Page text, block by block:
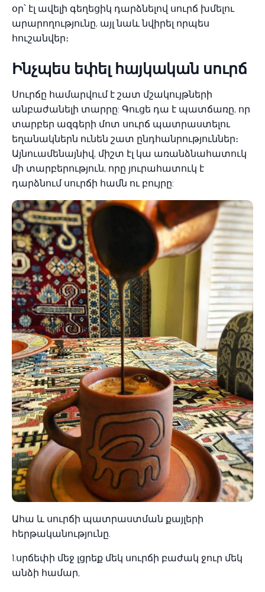
օր՝ էլ ավելի գեղեցիկ դարձնելով սուրճ խմելու
արարողությունը, այլ նաև նվիրել որպես
հուշանվեր։
Ինչպես եփել հայկական սուրճ
Սուրճը համարվում է շատ մշակույթների
անբաժանելի տարրը: Գուցե դա է պատճառը, որ
տարբեր ազգերի մոտ սուրճ պատրաստելու
եղանակներն ունեն շատ ընդհանրություններ։
Այնուամենայնիվ, միշտ էլ կա առանձնահատուկ
մի տարբերություն, որը յուրահատուկ է
դարձնում սուրճի համն ու բույրը:
Ահա և սուրճի պատրաստման քայլերի
հերթականությունը.
1.սրճեփի մեջ լցրեք մեկ սուրճի բաժակ ջուր մեկ
անձի համար,